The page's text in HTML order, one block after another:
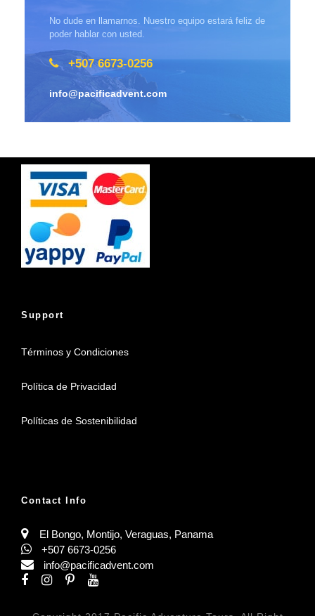
No dude en llamarnos. Nuestro equipo estará feliz de
poder hablar con usted.
+507 6673-0256
info@pacificadvent.com
Support
Términos y Condiciones
Política de Privacidad
Políticas de Sostenibilidad
Contact Info
El Bongo, Montijo, Veraguas, Panama
+507 6673-0256
info@pacificadvent.com